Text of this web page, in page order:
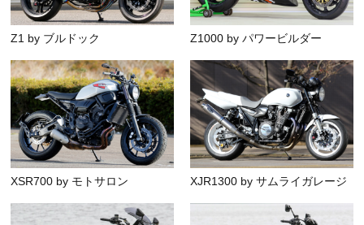
Z1 by ブルドック Z1000 by パワービルダー
XSR700 by モトサロン XJR1300 by サムライガレージ